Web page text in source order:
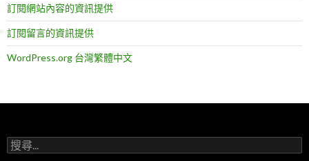
訂閱網站內容的資訊提供
訂閱留言的資訊提供
WordPress.org 台灣繁體中文
搜
尋